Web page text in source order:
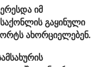
იმ
გაყინული
ახორციელებენ.